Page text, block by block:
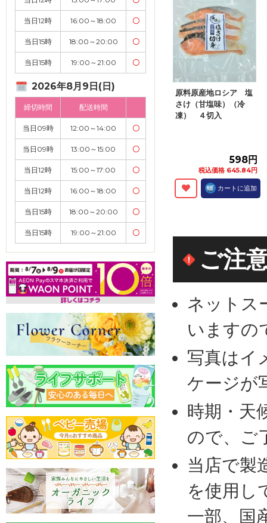
当日12時 16:00～18:00 〇
当日15時 18:00～20:00 〇
当日15時 19:00～21:00 〇
2026年8月9日(日)
締切時間 配送時間
当日09時 12:00～14:00 〇
当日09時 13:00～15:00 〇
当日12時 15:00～17:00 〇
当日12時 16:00～18:00 〇
当日15時 18:00～20:00 〇
当日15時 19:00～21:00 〇
原料原産地ロシア 塩
さけ（甘塩味）（冷
凍） ４切入
598円
税込価格 645.84円
カートに追加
ご注
ネットス
いますの
写真はイ
ケージが
時期・天
ので、ご
当店で製
を使用し
一部、国